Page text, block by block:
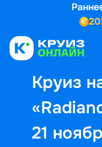
Круиз
21